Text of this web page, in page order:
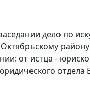
дело по
району
от истца -